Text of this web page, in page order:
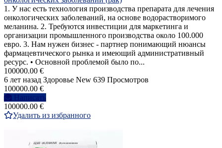
1. У нас есть технология производства препарата для лечения
онкологических заболеваний, на основе водорастворимого
меланина. 2. Требуются инвестиции для маркетинга и
организации промышленного производства около 100.000
евро. 3. Нам нужен бизнес - партнер понимающий нюансы
фармацевтического рынка и имеющий административный
ресурс. • Основной проблемой было по...
100000.00 €
6 лет назад Здоровье New 639 Просмотров
100000.00 €
Написать
100000.00 €
Удалить из избранного